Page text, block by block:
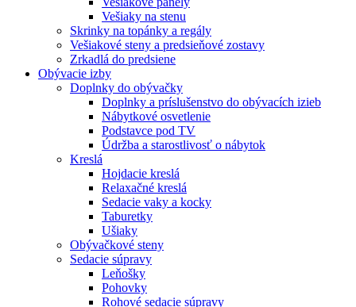
Vešiaky na stenu
Skrinky na topánky a regály
Vešiakové steny a predsieňové zostavy
Zrkadlá do predsiene
Obývacie izby
Doplnky do obývačky
Doplnky a príslušenstvo do obývacích izieb
Nábytkové osvetlenie
Podstavce pod TV
Údržba a starostlivosť o nábytok
Kreslá
Hojdacie kreslá
Relaxačné kreslá
Sedacie vaky a kocky
Taburetky
Ušiaky
Obývačkové steny
Sedacie súpravy
Leňošky
Pohovky
Rohové sedacie súpravy